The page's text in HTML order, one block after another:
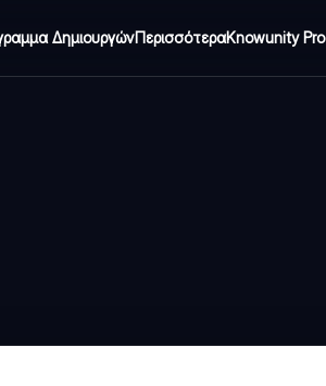
ΔημιουργώνΠερισσότεραKnowunity Pro